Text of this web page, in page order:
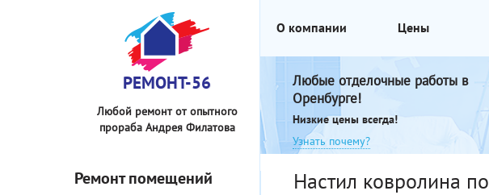
РЕМОНТ-56
Любой ремонт от опытного
прораба Андрея Филатова
О компании Цены
Любые отделочные работы в
Оренбурге!
Низкие цены всегда!
Узнать почему?
Ремонт помещений Настил ковролина